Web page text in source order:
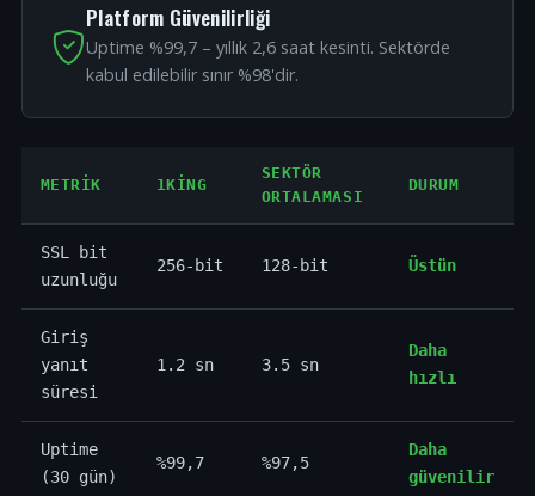
Platform Güvenilirliği
Uptime %99,7 – yıllık 2,6 saat kesinti. Sektörde
kabul edilebilir sınır %98'dir.
METRIK 1KING
SEKTÖR
ORTALAMASI
DURUM
SSL bit
uzunluğu
256-bit 128-bit Üstün
Giriş
yanıt
süresi
1.2 sn 3.5 sn
Daha
hızlı
Uptime
(30 gün)
%99,7 %97,5
Daha
güvenilir